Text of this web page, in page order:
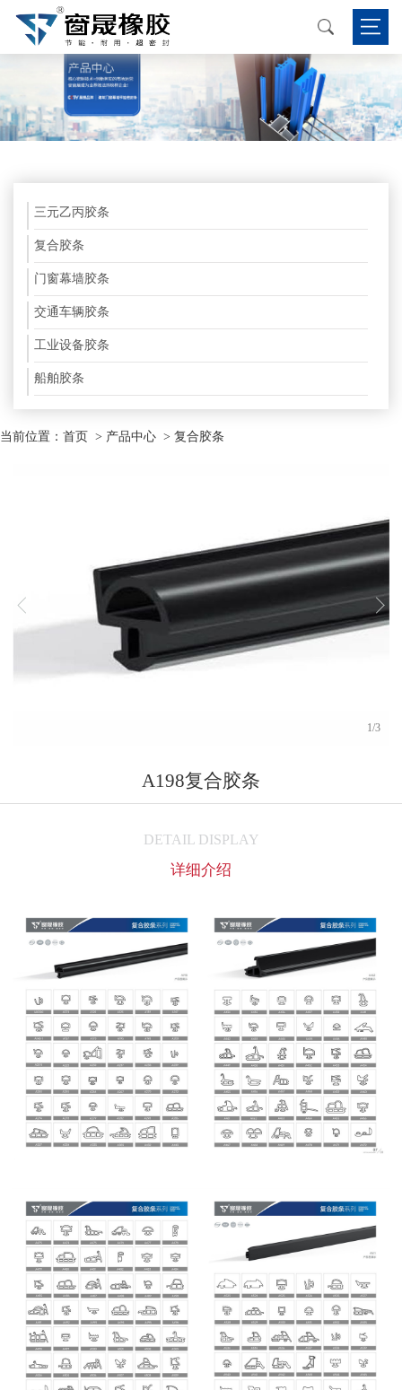
三元乙丙胶条
复合胶条
门窗幕墙胶条
交通车辆胶条
工业设备胶条
船舶胶条
当前位置： 首页 > 产品中心 > 复合胶条
1/3
A198复合胶条
DETAIL DISPLAY
详细介绍